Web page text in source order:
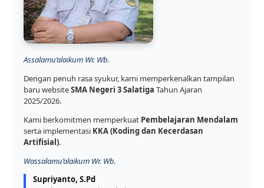
Assalamu’alaikum Wr. Wb.
Dengan penuh rasa syukur, kami memperkenalkan tampilan
baru websiteSMA Negeri 3 Salatiga Tahun Ajaran
2025/2026.
Kami berkomitmen memperkuat Pembelajaran Mendalam
serta implementasi KKA (Koding dan Kecerdasan
Artifisial).
Wassalamu’alaikum Wr. Wb.
Supriyanto, S.Pd